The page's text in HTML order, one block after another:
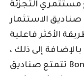
مستثمري التجزئة
الاستثمار
الأكثر فاعلية
إلى ذلك ،
تتمتع صناديق Bond ETF هذه بكميات ضخمة من